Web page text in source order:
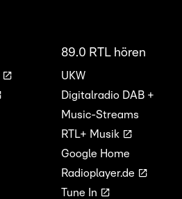
89.0 RTL hören
UKW
Digitalradio DAB +
Music-Streams
RTL+ Musik
Google Home
Radioplayer.de
Tune In